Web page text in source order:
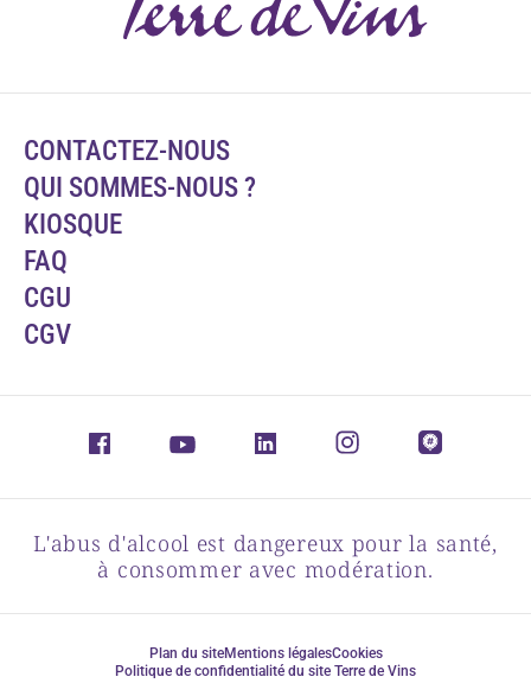
CONTACTEZ-NOUS
QUI SOMMES-NOUS ?
KIOSQUE
FAQ
CGU
CGV
L'abus d'alcool est dangereux pour la santé,
à consommer avec modération.
Plan du siteMentions légalesCookies
Politique de confidentialité du site Terre de Vins